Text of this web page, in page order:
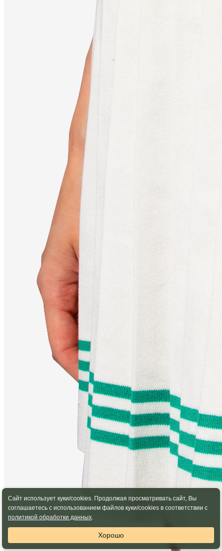
Сайт использует куки/cookies. Продолжая просматривать сайт, Вы
соглашаетесь с использованием файлов куки/cookies в соответствии с
политикой обработки данных.
Хорошо